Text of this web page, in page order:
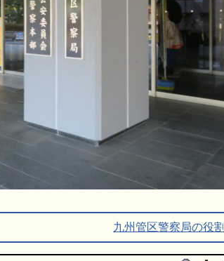
九州管区警察局の役割